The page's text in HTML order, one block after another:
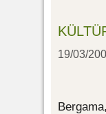
19/03/